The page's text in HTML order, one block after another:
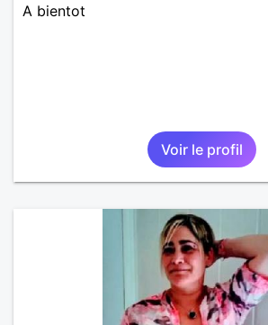
A bientot
Voir le profil